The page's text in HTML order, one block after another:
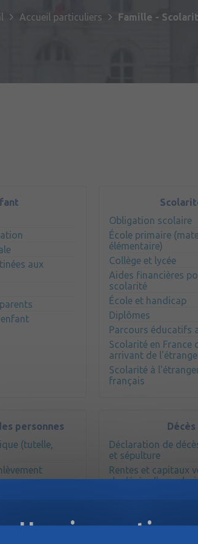
Commémorations
Accueil particuliers Famille -
aux
Obligation scolaire
École primaire
élémentaire)
Collège et lycée
Aides financières
scolarité
École et handicap
Diplômes
Parcours éducatifs
Scolarité en France
arrivant de
Scolarité à
français
personnes
(tutelle,
Décès
Déclaration de
et sépulture
Rentes et capitaux
de décès d'un
Horaires